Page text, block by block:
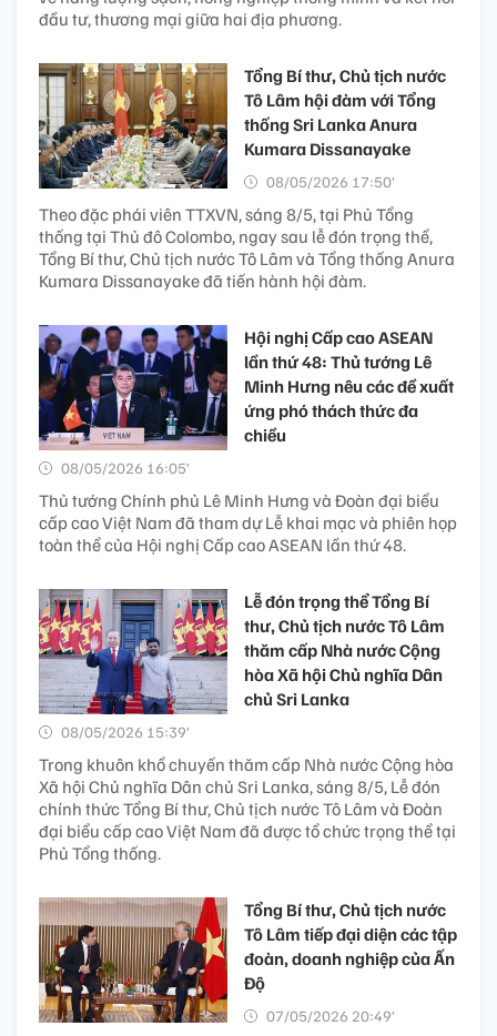
đầu tư, thương mại giữa hai địa phương.
Tổng Bí thư, Chủ tịch nước
Tô Lâm hội đàm với Tổng
thống Sri Lanka Anura
Kumara Dissanayake
08/05/2026 17:50’
Theo đặc phái viên TTXVN, sáng 8/5, tại Phủ Tổng
thống tại Thủ đô Colombo, ngay sau lễ đón trọng thể,
Tổng Bí thư, Chủ tịch nước Tô Lâm và Tổng thống Anura
Kumara Dissanayake đã tiến hành hội đàm.
Hội nghị Cấp cao ASEAN
lần thứ 48: Thủ tướng Lê
Minh Hưng nêu các đề xuất
ứng phó thách thức đa
chiều
08/05/2026 16:05’
Thủ tướng Chính phủ Lê Minh Hưng và Đoàn đại biểu
cấp cao Việt Nam đã tham dự Lễ khai mạc và phiên họp
toàn thể của Hội nghị Cấp cao ASEAN lần thứ 48.
Lễ đón trọng thể Tổng Bí
thư, Chủ tịch nước Tô Lâm
thăm cấp Nhà nước Cộng
hòa Xã hội Chủ nghĩa Dân
chủ Sri Lanka
08/05/2026 15:39’
Trong khuôn khổ chuyến thăm cấp Nhà nước Cộng hòa
Xã hội Chủ nghĩa Dân chủ Sri Lanka, sáng 8/5, Lễ đón
chính thức Tổng Bí thư, Chủ tịch nước Tô Lâm và Đoàn
đại biểu cấp cao Việt Nam đã được tổ chức trọng thể tại
Phủ Tổng thống.
Tổng Bí thư, Chủ tịch nước
Tô Lâm tiếp đại diện các tập
đoàn, doanh nghiệp của Ấn
Độ
07/05/2026 20:49’